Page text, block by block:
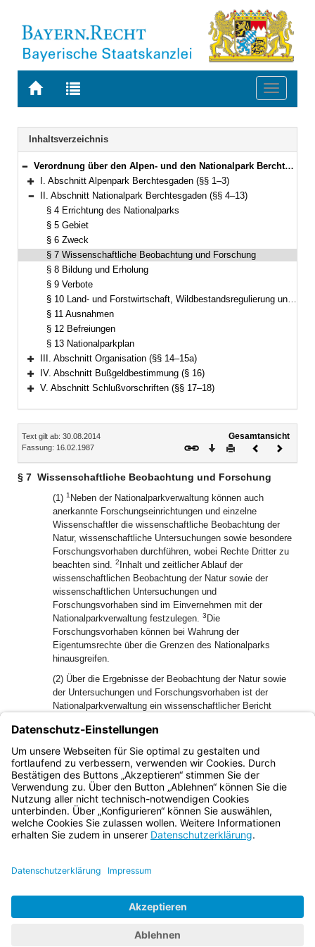
Zur
BAYERN.RECHT
Zur
letzten
Suche
Toggle
Navigation
Inhaltsverzeichnis
Bereich reduzieren
Verordnung über den Alpen- und den Nationalpark Berchtesgaden in der Fassung der Bekanntmachung vom 16. Februar 1987 (GVBl. S. 63) BayRS 791-4-1-U (§§ 1–18)
Bereich erweitern
I. Abschnitt Alpenpark Berchtesgaden (§§ 1–3)
Bereich reduzieren
II. Abschnitt Nationalpark Berchtesgaden (§§ 4–13)
§ 4 Errichtung des Nationalparks
§ 5 Gebiet
§ 6 Zweck
§ 7 Wissenschaftliche Beobachtung und Forschung
§ 8 Bildung und Erholung
§ 9 Verbote
§ 10 Land- und Forstwirtschaft, Wildbestandsregulierung und Fischerei
§ 11 Ausnahmen
§ 12 Befreiungen
§ 13 Nationalparkplan
Bereich erweitern
III. Abschnitt Organisation (§§ 14–15a)
Bereich erweitern
IV. Abschnitt Bußgeldbestimmung (§ 16)
V. Abschnitt Schlußvorschriften (§§ 17–18)
Inhalt
Text gilt ab: 30.08.2014
Fassung: 16.02.1987
Gesamtansicht
Download
DruckenVorheriges
§ 7 Wissenschaftliche Beobachtung und Forschung
(1) 1 Neben der Nationalparkverwaltung können auch
anerkannte Forschungseinrichtungen und einzelne
Wissenschaftler die wissenschaftliche Beobachtung der
Natur, wissenschaftliche Untersuchungen sowie besondere
Forschungsvorhaben durchführen, wobei Rechte Dritter zu
beachten sind. 2 Inhalt und zeitlicher Ablauf der
wissenschaftlichen Beobachtung der Natur sowie der
wissenschaftlichen Untersuchungen und
Forschungsvorhaben sind im Einvernehmen mit der
Nationalparkverwaltung festzulegen. 3 Die
Forschungsvorhaben können bei Wahrung der
Eigentumsrechte über die Grenzen des Nationalparks
hinausgreifen.
(2) Über die Ergebnisse der Beobachtung der Natur sowie
der Untersuchungen und Forschungsvorhaben ist der
Nationalparkverwaltung ein wissenschaftlicher Bericht
(3) Forschungsvorhaben und wissenschaftliche
Einzeluntersuchungen sollen in geeigneter Weise gefördert
werden.
Bayern.de
BayernPortal
Impressum